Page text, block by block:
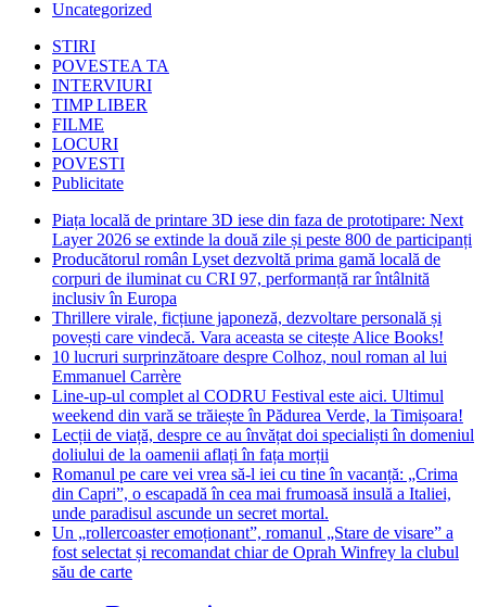
Uncategorized
STIRI
POVESTEA TA
INTERVIURI
TIMP LIBER
FILME
LOCURI
POVESTI
Publicitate
Piața locală de printare 3D iese din faza de prototipare: Next
Layer 2026 se extinde la două zile și peste 800 de participanți
Producătorul român Lyset dezvoltă prima gamă locală de
corpuri de iluminat cu CRI 97, performanță rar întâlnită
inclusiv în Europa
Thrillere virale, ficțiune japoneză, dezvoltare personală și
povești care vindecă. Vara aceasta se citește Alice Books!
10 lucruri surprinzătoare despre Colhoz, noul roman al lui
Emmanuel Carrère
Line-up-ul complet al CODRU Festival este aici. Ultimul
weekend din vară se trăiește în Pădurea Verde, la Timișoara!
Lecții de viață, despre ce au învățat doi specialiști în domeniul
doliului de la oamenii aflați în fața morții
Romanul pe care vei vrea să-l iei cu tine în vacanță: „Crima
din Capri”, o escapadă în cea mai frumoasă insulă a Italiei,
unde paradisul ascunde un secret mortal.
Un „rollercoaster emoționant”, romanul „Stare de visare” a
fost selectat și recomandat chiar de Oprah Winfrey la clubul
său de carte